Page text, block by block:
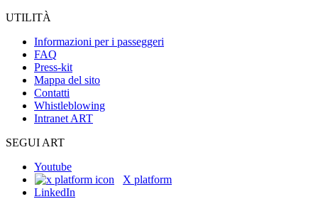
UTILITÀ
Informazioni per i passeggeri
FAQ
Press-kit
Mappa del sito
Contatti
Whistleblowing
Intranet ART
SEGUI ART
Youtube
X platform
LinkedIn